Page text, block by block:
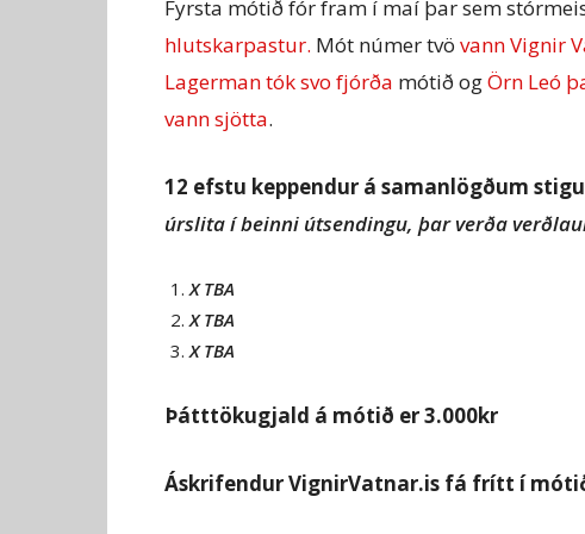
Fyrsta mótið fór fram í maí þar sem
hlutskarpastur. Mót númer tvö vann Vignir
Lagerman tók svo fjórða mótið ogÖrn Leó
vann sjötta.
12 efstu keppendur á samanlögðum
úrslita í beinni útsendingu, þar verða
X TBA
X TBA
X TBA
Þátttökugjald á mótið er 3.000kr
Áskrifendur VignirVatnar.is fá frítt í